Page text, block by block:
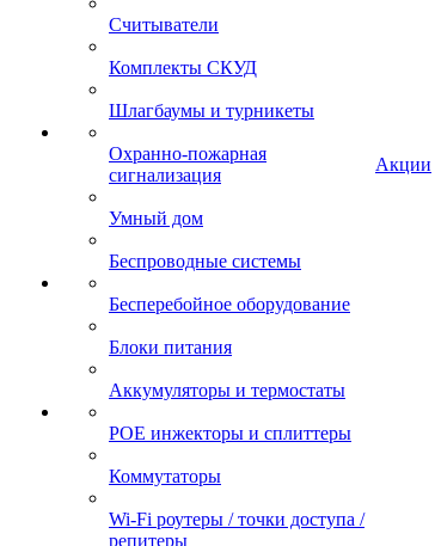
Считыватели
Комплекты СКУД
Шлагбаумы и турникеты
Охранно-пожарная
сигнализация
Умный дом
Беспроводные системы
Бесперебойное оборудование
Блоки питания
Аккумуляторы и термостаты
POE инжекторы и сплиттеры
Коммутаторы
Wi-Fi роутеры / точки доступа /
репитеры
Акции